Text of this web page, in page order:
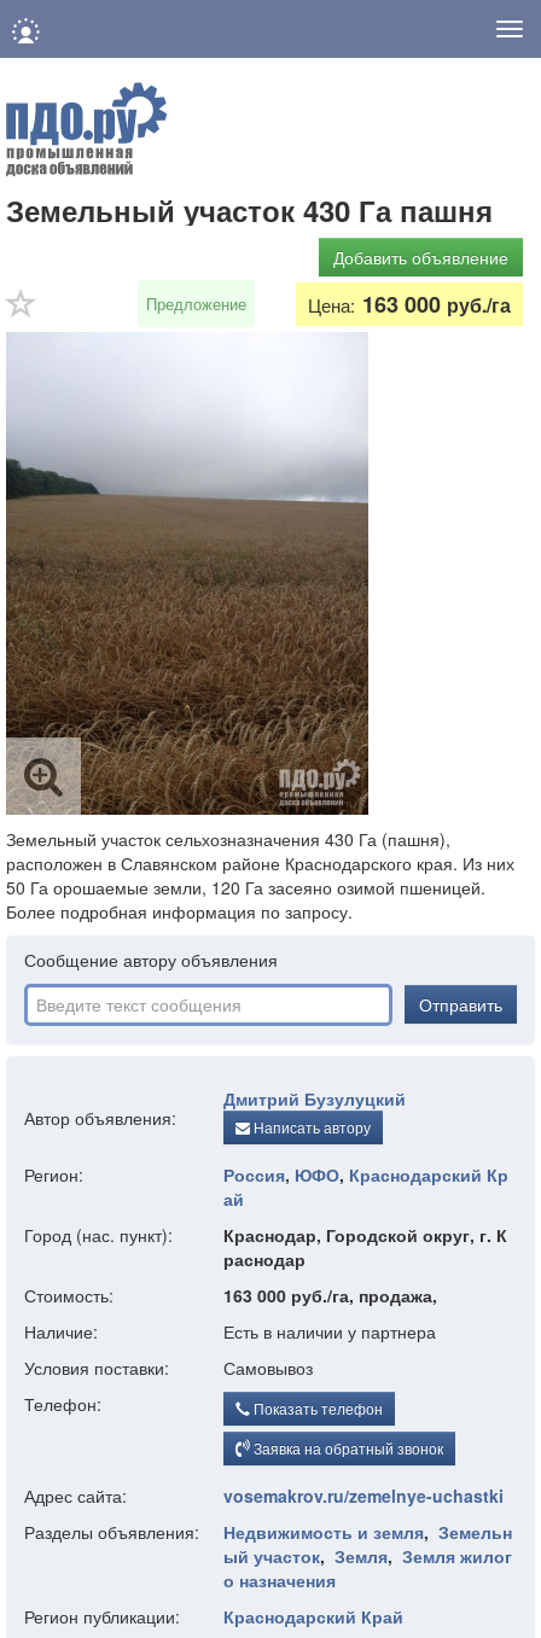
Земельный участок 430 Га пашня
Добавить объявление
Предложение Цена: 163 000 руб./га
Земельный участок сельхозназначения 430 Га (пашня),
расположен в Славянском районе Краснодарского края. Из них
50 Га орошаемые земли, 120 Га засеяно озимой пшеницей.
Более подробная информация по запросу.
Сообщение автору объявления
Отправить
Автор объявления:
Дмитрий Бузулуцкий
Написать автору
Регион: Россия, ЮФО, Краснодарский Кр
ай
Город (нас. пункт):
Краснодар, Городской округ, г. К
раснодар
Стоимость:
163 000 руб./га, продажа,
Наличие:
Есть в наличии у партнера
Условия поставки:
Самовывоз
Телефон:
Показать телефон
Заявка на обратный звонок
Адрес сайта:
vosemakrov.ru/zemelnye-uchastki
Разделы объявления:
Недвижимость и земля, Земельн
ый участок, Земля, Земля жилог
о назначения
Регион публикации:
Краснодарский Край